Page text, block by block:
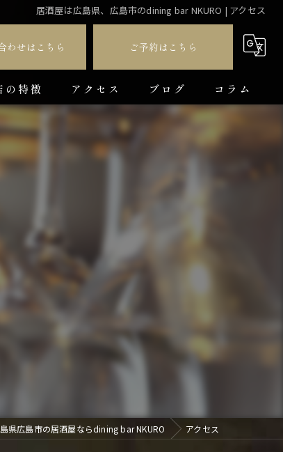
居酒屋は広島県、広島市のdining bar NKURO | アクセス
わせはこちら ご予約はこちら
の特徴
ングバー
ケ
アクセス ブログ コラム
県広島市の居酒屋ならdining bar NKURO アクセス